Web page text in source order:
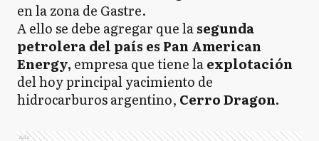
en la zona de Gastre.
A ello se debe agregar que lasegunda
petrolera del país es Pan American
Energy, empresa que tiene laexplotación
del hoy principal yacimiento de
hidrocarburos argentino, Cerro Dragon.
Ads